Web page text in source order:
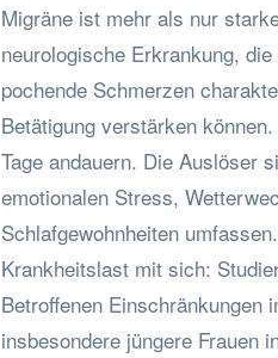
Migräne ist mehr als nur
neurologische Erkrankung,
pochende Schmerzen
Betätigung verstärken
Tage andauern. Die Auslöser
emotionalen Stress,
Schlafgewohnheiten
Krankheitslast mit sich:
Betroffenen Einschränkungen
insbesondere jüngere Frauen